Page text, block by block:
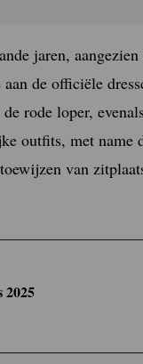
jaren,
de officiële
rode loper,
outfits, met name
van
2025